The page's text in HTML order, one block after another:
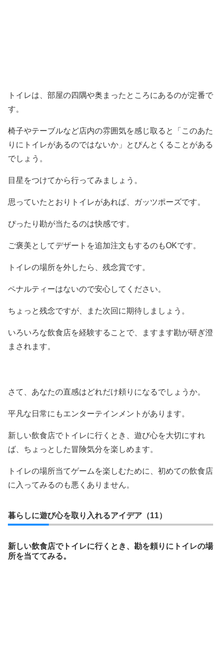
トイレは、部屋の四隅や奥まったところにあるのが定番で
す。
椅子やテーブルなど店内の雰囲気を感じ取ると「このあた
りにトイレがあるのではないか」とぴんとくることがある
でしょう。
目星をつけてから行ってみましょう。
思っていたとおりトイレがあれば、ガッツポーズです。
ぴったり勘が当たるのは快感です。
ご褒美としてデザートを追加注文もするのもOKです。
トイレの場所を外したら、残念賞です。
ペナルティーはないので安心してください。
ちょっと残念ですが、また次回に期待しましょう。
いろいろな飲食店を経験することで、ますます勘が研ぎ澄
まされます。
さて、あなたの直感はどれだけ頼りになるでしょうか。
平凡な日常にもエンターテインメントがあります。
新しい飲食店でトイレに行くとき、遊び心を大切にすれ
ば、ちょっとした冒険気分を楽しめます。
トイレの場所当てゲームを楽しむために、初めての飲食店
に入ってみるのも悪くありません。
暮らしに遊び心を取り入れるアイデア（11）
新しい飲食店でトイレに行くとき、勘を頼りにトイレの場
所を当ててみる。